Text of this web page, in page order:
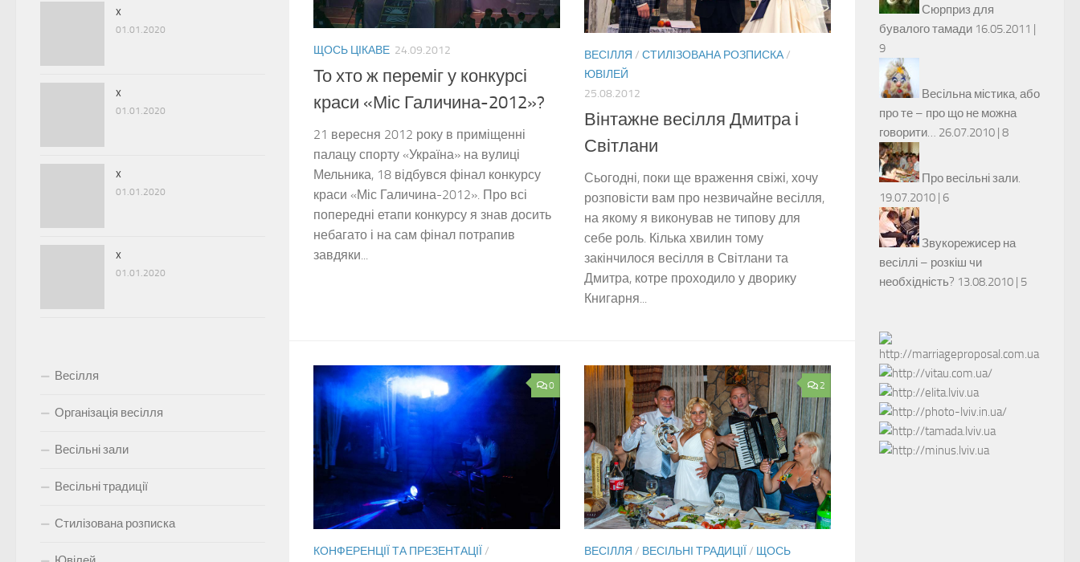
ЩОСЬ ЦІКАВЕ 24.09.2012
То хто ж переміг у конкурсі
краси «Міс Галичина-2012»?
21 вересня 2012 року в приміщенні
палацу спорту «Україна» на вулиці
Мельника, 18 відбувся фінал конкурсу
краси «Міс Галичина-2012». Про всі
попередні етапи конкурсу я знав досить
небагато і на сам фінал потрапив
завдяки...
ВЕСІЛЛЯ / СТИЛІЗОВАНА РОЗПИСКА/
ЮВІЛЕЙ
25.08.2012
Вінтажне весілля Дмитра і
Світлани
Сьогодні, поки ще враження свіжі, хочу
розповісти вам про незвичайне весілля,
на якому я виконував не типову для
себе роль. Кілька хвилин тому
закінчилося весілля в Світлани та
Дмитра, котре проходило у дворику
Книгарня...
0
КОНФЕРЕНЦІЇ ТА ПРЕЗЕНТАЦІЇ /
2
ВЕСІЛЛЯ / ВЕСІЛЬНІ ТРАДИЦІЇ / ЩОСЬ
x
01.01.2020
x
01.01.2020
x
01.01.2020
x
01.01.2020
Весілля
Організація весілля
Весільні зали
Весільні традиції
Стилізована розписка
Сюрприз для
бувалого тамади 16.05.2011 |
9
Весільна містика, або
про те – про що не можна
говорити… 26.07.2010 | 8
Про весільні зали.
19.07.2010 | 6
Звукорежисер на
весіллі – розкіш чи
необхідність? 13.08.2010 | 5